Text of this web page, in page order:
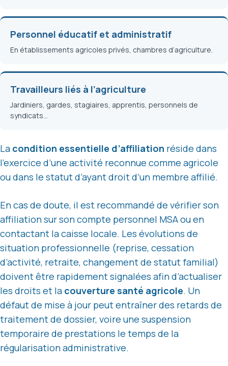
Personnel éducatif et administratif
En établissements agricoles privés, chambres d’agriculture.
Travailleurs liés à l’agriculture
Jardiniers, gardes, stagiaires, apprentis, personnels de
syndicats…
La condition essentielle d’affiliation réside dans
l’exercice d’une activité reconnue comme agricole
ou dans le statut d’ayant droit d’un membre affilié.
En cas de doute, il est recommandé de vérifier son
affiliation sur son compte personnel MSA ou en
contactant la caisse locale. Les évolutions de
situation professionnelle (reprise, cessation
d’activité, retraite, changement de statut familial)
doivent être rapidement signalées afin d’actualiser
les droits et la couverture santé agricole. Un
défaut de mise à jour peut entraîner des retards de
traitement de dossier, voire une suspension
temporaire de prestations le temps de la
régularisation administrative.